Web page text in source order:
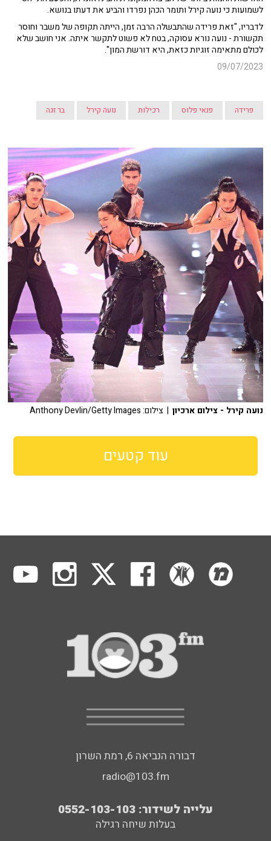
לשמועות כי נועה קירל ותומר הכהן נפרדו והביע את דעתו בנושא.
לדבריו, "זאת פרידה שהתבשלה הרבה זמן, הייתה תקופה של משבר וחוסר
תקשורת - נועה נורא עסוקה, בטח לא פשוט לתקשר איתה. אני חושב שלא
לכולם מתאימה זוגיות כזאת, היא דורשת המון".
09/07/2023
פרידה פנאי פלוס רכילות נועה קירל בר זגה
נועה קירל - צילום ארכיון | צילום: Anthony Devlin/Getty Images
עוד קטעים
דבורה הנביאה 6, רמת השרון
radio@103.fm
עלייה לשידור: 0552-103-103
בעלות שיחה רגילה